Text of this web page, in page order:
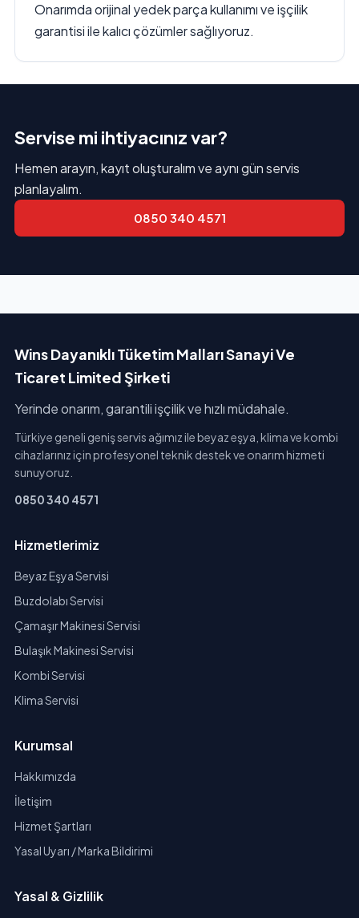
Onarımda orijinal yedek parça kullanımı ve işçilik
garantisi ile kalıcı çözümler sağlıyoruz.
Servise mi ihtiyacınız var?
Hemen arayın, kayıt oluşturalım ve aynı gün servis
planlayalım.
0850 340 4571
Wins Dayanıklı Tüketim Malları Sanayi Ve
Ticaret Limited Şirketi
Yerinde onarım, garantili işçilik ve hızlı müdahale.
Türkiye geneli geniş servis ağımız ile beyaz eşya, klima ve kombi
cihazlarınız için profesyonel teknik destek ve onarım hizmeti
sunuyoruz.
0850 340 4571
Hizmetlerimiz
Beyaz Eşya Servisi
Buzdolabı Servisi
Çamaşır Makinesi Servisi
Bulaşık Makinesi Servisi
Kombi Servisi
Klima Servisi
Kurumsal
Hakkımızda
İletişim
Hizmet Şartları
Yasal Uyarı / Marka Bildirimi
Yasal & Gizlilik